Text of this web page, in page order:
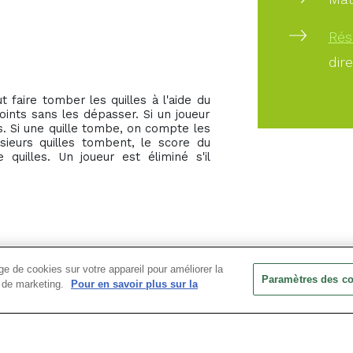
faire tomber les quilles à l'aide du
sans les dépasser. Si un joueur
Si une quille tombe, on compte les
quilles tombent, le score du
Un joueur est éliminé s'il
de cookies sur votre appareil pour améliorer la
marketing.
Pour en savoir plus sur la Paramètres des